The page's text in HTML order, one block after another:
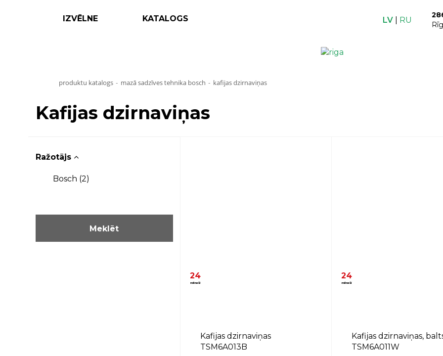
LV RU
IZVĒLNE KATALOGS
produktu katalogs - mazā sadzīves tehnika bosch - kafijas dzirnaviņas
Kafijas dzirnaviņas
Ražotājs
Bosch (2)
24
mēneši
Kafijas dzirnaviņas
TSM6A013B
24
mēneši
Kafijas dzirnaviņas,
TSM6A011W